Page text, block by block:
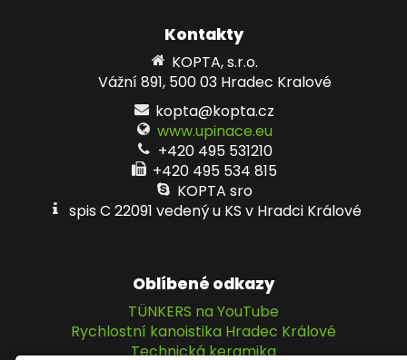
Kontakty
KOPTA, s.r.o.
Vážní 891, 500 03 Hradec Kralové
kopta@kopta.cz
www.upinace.eu
+420 495 531210
+420 495 534 815
KOPTA sro
spis C 22091 vedený u KS v Hradci Králové
Oblíbené odkazy
TÜNKERS na YouTube
Rychlostní kanoistika Hradec Králové
Technická keramika